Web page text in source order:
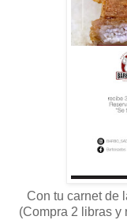
Con tu carnet de
(Compra 2 libras y